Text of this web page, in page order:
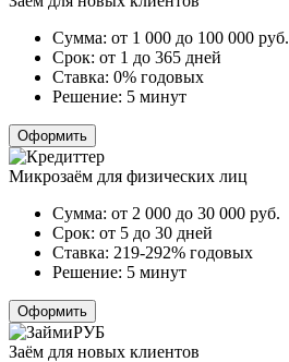
Сумма: от 1 000 до 100 000 руб.
Срок: от 1 до 365 дней
Ставка: 0% годовых
Решение: 5 минут
Оформить
Микрозаём для физических лиц
Сумма: от 2 000 до 30 000 руб.
Срок: от 5 до 30 дней
Ставка: 219-292% годовых
Решение: 5 минут
Оформить
Заём для новых клиентов